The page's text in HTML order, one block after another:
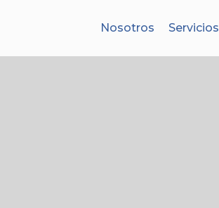
Nosotros Servicios